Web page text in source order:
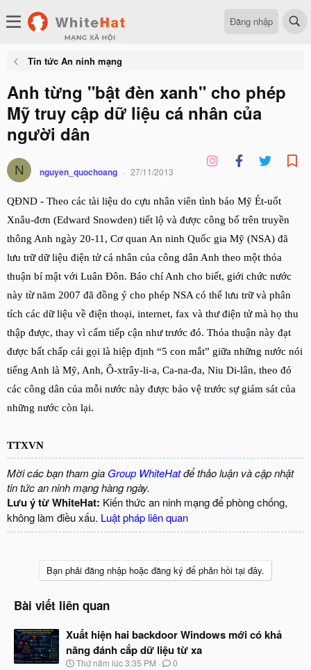
Đăng nhập
Tin tức An ninh mạng
Anh từng "bật đèn xanh" cho phép
Mỹ truy cập dữ liệu cá nhân của
người dân
N nguyen_quochoang 27/11/2013
QĐND - Theo các tài liệu do cựu nhân viên tình báo Mỹ Ét-uốt
Xnâu-đơn (Edward Snowden) tiết lộ và được công bố trên truyền
thông Anh ngày 20-11, Cơ quan An ninh Quốc gia Mỹ (NSA) đã
lưu trữ dữ liệu điện tử cá nhân của công dân Anh theo một thỏa
thuận bí mật với Luân Đôn. Báo chí Anh cho biết, giới chức nước
này từ năm 2007 đã đồng ý cho phép NSA có thể lưu trữ và phân
tích các dữ liệu về điện thoại, internet, fax và thư điện tử mà họ thu
thập được, thay vì cấm tiếp cận như trước đó. Thỏa thuận này đạt
được bất chấp cái gọi là hiệp định “5 con mắt” giữa những nước nói
tiếng Anh là Mỹ, Anh, Ô-xtrây-li-a, Ca-na-đa, Niu Di-lân, theo đó
các công dân của mỗi nước này được bảo vệ trước sự giám sát của
những nước còn lại.
TTXVN
Mời các bạn tham gia Group WhiteHatđể thảo luận và cập nhật
tin tức an ninh mạng hàng ngày.
Lưu ý từ WhiteHat: Kiến thức an ninh mạng để phòng chống,
không làm điều xấu. Luật pháp liên quan
Bạn phải đăng nhập hoặc đăng ký để phản hồi tại đây.
Bài viết liên quan
Xuất hiện hai backdoor Windows mới có khả
năng đánh cắp dữ liệu từ xa
N
Thứ năm lúc 3:35 PM 0